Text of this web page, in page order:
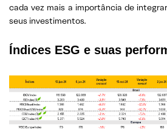
cada vez mais a importância de
seus investimentos.
Índices ESG e suas